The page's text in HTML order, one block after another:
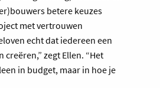
betere keuzes
met vertrouwen
echt dat iedereen een
zegt Ellen. “Het
in budget, maar in hoe je